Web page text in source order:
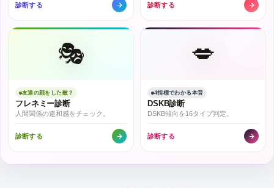
診断する 診断する
🎭
友達の顔をした敵？
フレネミー診断
人間関係の違和感をチェック。
診断する
💋
4指標でわかる本音
DSKB診断
DSKB傾向を16タイプ判定。
診断する